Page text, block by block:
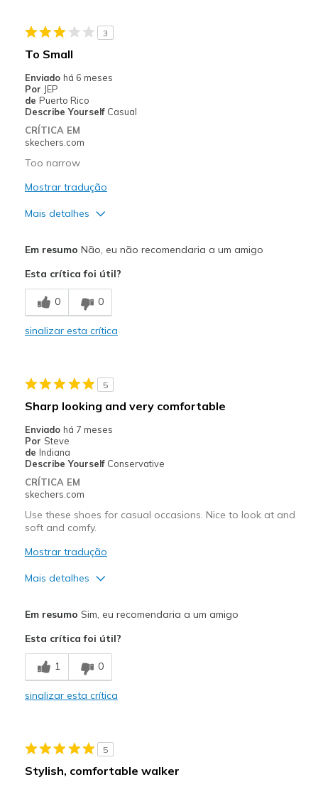
3
To Small
Enviado há 6 meses
Por JEP
de Puerto Rico
Describe Yourself Casual
CRÍTICA EM
skechers.com
Too narrow
Mostrar tradução
Mais detalhes
Stylish
Melhores utilizações
Casual Wear
Sizing
Feels full size too small
View On Shoes
Shoes are for Wearing
Em resumo Não, eu não recomendaria a um amigo
Esta crítica foi útil?
0 0
sinalizar esta crítica
5
Sharp looking and very comfortable
Enviado há 7 meses
Por Steve
de Indiana
Describe Yourself Conservative
CRÍTICA EM
skechers.com
Use these shoes for casual occasions. Nice to look at and
soft and comfy.
Mostrar tradução
Mais detalhes
Comfortable
Stylish
Sizing
Em resumo Sim, eu recomendaria a um amigo
Esta crítica foi útil?
1 0
sinalizar esta crítica
5
Stylish, comfortable walker